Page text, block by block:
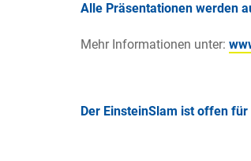
Alle Präsentationen werden
Mehr Informationen unter:
Der EinsteinSlam ist offen